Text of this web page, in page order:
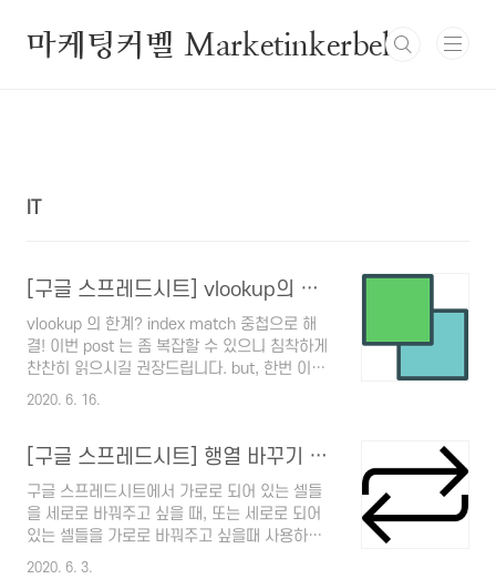
마케팅커벨 Marketinkerbell
IT
[구글 스프레드시트] vlookup의 한계 - index match 중첩
vlookup 의 한계? index match 중첩으로 해
결! 이번 post 는 좀 복잡할 수 있으니 침착하게
찬찬히 읽으시길 권장드립니다. but, 한번 이해
하고 익숙해지면 엑셀신 보장 (짝짝짝) *
습니다. 아래 주문 테이블에서 "티 스토리 볼펜
세트" 라는 단어를 왼쪽 DB 테이블에서 검색해
서 상품코드인 "Ts-penSet" 를 가져다가 H3 셀
에 입력해 주고 싶을 때, vlookup으로 가능할까
요? vlookup 을 사용하면 값을 찾을 수 없다고
합니다 이유는? 가 검색할 범위에 제일 왼쪽에
2020. 6. 16.
[구글 스프레드시트] 행열 바꾸기 2가지 방법
구글 스프레드시트에서 가로로 되어 있는 셀들
을 세로로 바꿔주고 싶을 때, 또는 세로로 되어
있는 셀들을 가로로 바꿔주고 싶을때 사용하는
방법은 2가지가 있어요. 1. 선택하여 붙여넣기
2020. 6. 3.